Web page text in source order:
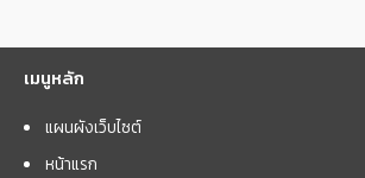
เมนูหลัก
แผนผังเว็บไซต์
หน้าแรก